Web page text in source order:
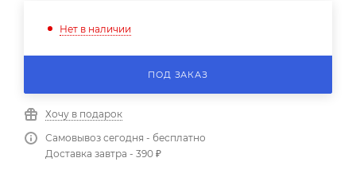
Нет в наличии
ПОД ЗАКАЗ
Хочу в подарок
Самовывоз сегодня - бесплатно
Доставка завтра - 390 ₽